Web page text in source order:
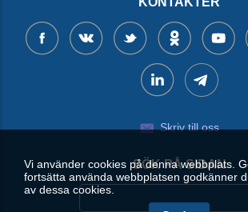
Skriv till oss
SÖK PÅ SIDAN
Vi använder cookies på denna webbplats.
fortsätta använda webbplatsen godkänner
av dessa cookies.